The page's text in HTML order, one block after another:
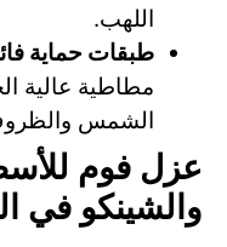
اللهب.
طبقات حماية
مطاطية عالية
الشمس
عزل فوم
والشينكو في